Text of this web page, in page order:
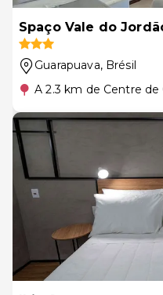
Spaço Vale do
Guarapuava, Brésil
A 2.3 km de Centre de